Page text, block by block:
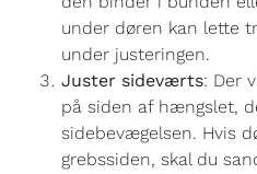
under døren kan lette
under justeringen.
Juster sideværts: Der
på siden af hængslet,
sidebevægelsen. Hvis
grebssiden, skal du